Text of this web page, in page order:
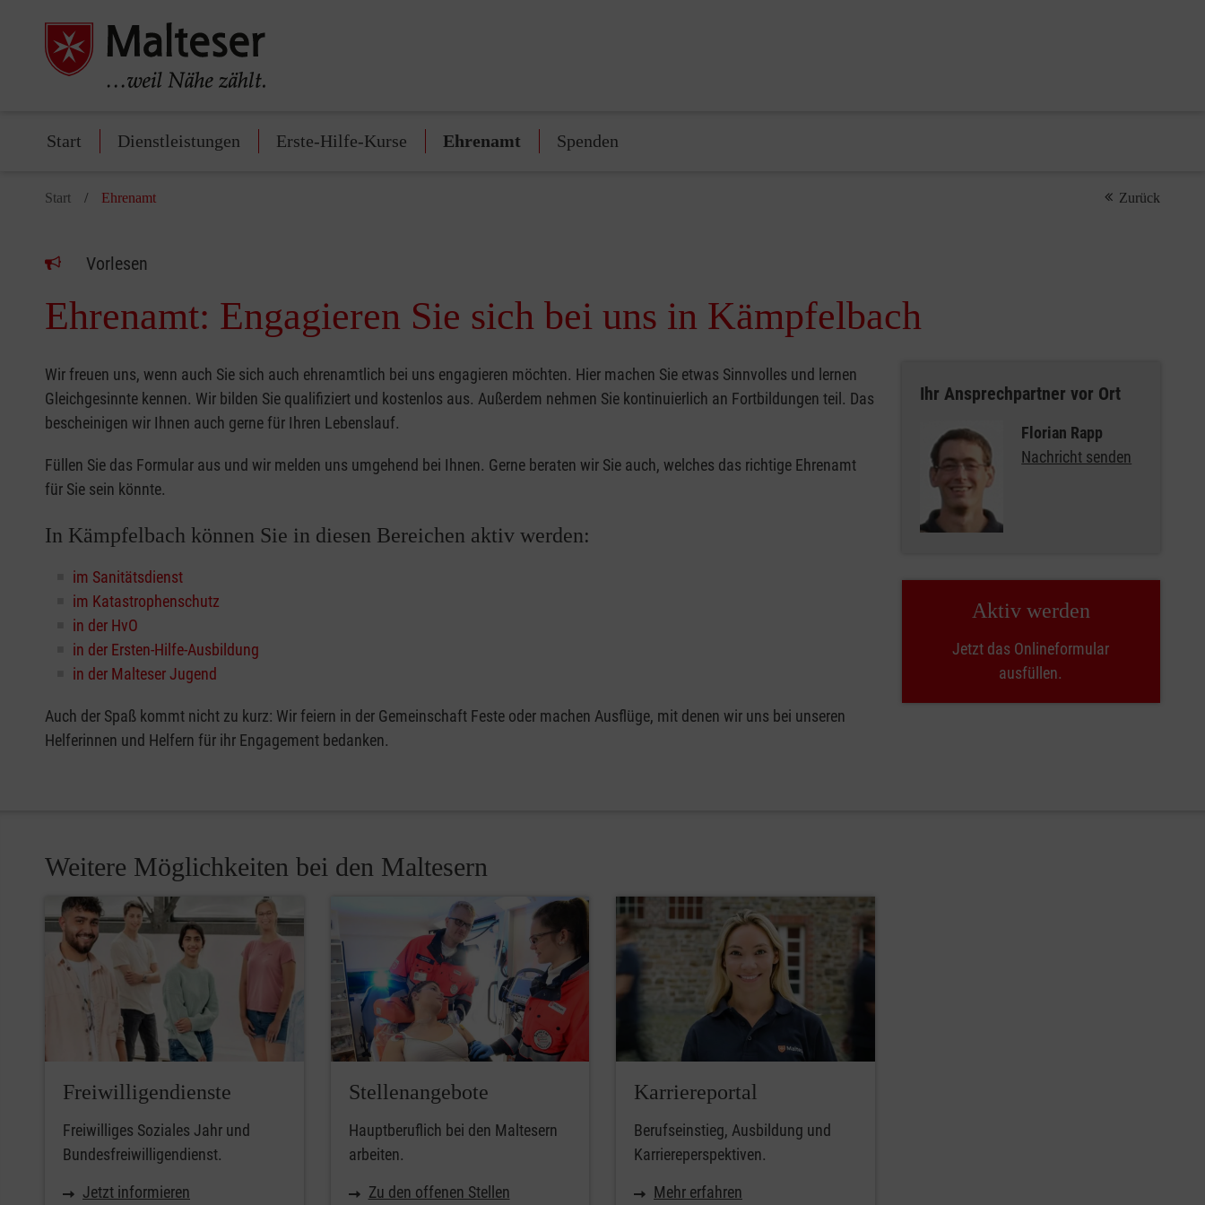
Start Dienstleistungen Erste-Hilfe-Kurse Ehrenamt Spenden
Start Ehrenamt Zurück
Vorlesen
Ehrenamt: Engagieren Sie sich bei uns in Kämpfelbach
Wir freuen uns, wenn auch Sie sich auch ehrenamtlich bei uns engagieren möchten. Hier machen Sie etwas Sinnvolles und lernen
Gleichgesinnte kennen. Wir bilden Sie qualifiziert und kostenlos aus. Außerdem nehmen Sie kontinuierlich an Fortbildungen teil. Das
bescheinigen wir Ihnen auch gerne für Ihren Lebenslauf.
Füllen Sie das Formular aus und wir melden uns umgehend bei Ihnen. Gerne beraten wir Sie auch, welches das richtige Ehrenamt
für Sie sein könnte.
In Kämpfelbach können Sie in diesen Bereichen aktiv werden:
im Sanitätsdienst
im Katastrophenschutz
in der HvO
in der Ersten-Hilfe-Ausbildung
in der Malteser Jugend
Auch der Spaß kommt nicht zu kurz: Wir feiern in der Gemeinschaft Feste oder machen Ausflüge, mit denen wir uns bei unseren
Helferinnen und Helfern für ihr Engagement bedanken.
Ihr Ansprechpartner vor Ort
Florian Rapp
Nachricht senden
Aktiv werden
Jetzt das Onlineformular
ausfüllen.
Weitere Möglichkeiten bei den Maltesern
Freiwilligendienste
Freiwilliges Soziales Jahr und
Bundesfreiwilligendienst.
Jetzt informieren
Stellenangebote
Hauptberuflich bei den Maltesern
arbeiten.
Zu den offenen Stellen
Karriereportal
Berufseinstieg, Ausbildung und
Karriereperspektiven.
Mehr erfahren